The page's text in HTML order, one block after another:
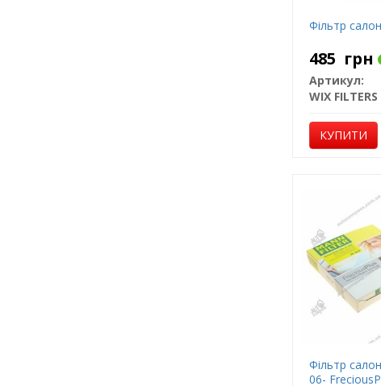
Фільтр
485 грн
Артикул:
WIX FILTERS
КУПИТИ
Фільтр
06-